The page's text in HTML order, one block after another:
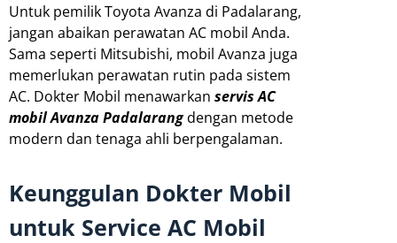
Untuk pemilik Toyota Avanza di Padalarang,
jangan abaikan perawatan AC mobil Anda.
Sama seperti Mitsubishi, mobil Avanza juga
memerlukan perawatan rutin pada sistem
AC. Dokter Mobil menawarkan servis AC
mobil Avanza Padalarangdengan metode
modern dan tenaga ahli berpengalaman.
Keunggulan Dokter Mobil
untuk Service AC Mobil